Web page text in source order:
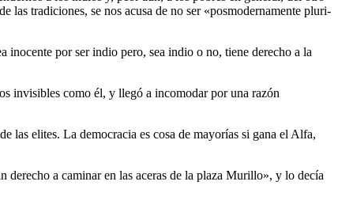
las tradiciones, se nos acusa de no ser «posmodernamente pluri-
inocente por ser indio pero, sea indio o no, tiene derecho a la
invisibles como él, y llegó a incomodar por una razón
las elites. La democracia es cosa de mayorías si gana el Alfa,
derecho a caminar en las aceras de la plaza Murillo», y lo decía